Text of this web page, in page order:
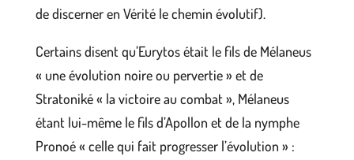
de discerner en Vérité le chemin évolutif).
Certains disent qu’Eurytos était le fils de Mélaneus
« une évolution noire ou pervertie » et de
Stratoniké « la victoire au combat », Mélaneus
étant lui-même le fils d’Apollon et de la nymphe
Pronoé « celle qui fait progresser l’évolution » :